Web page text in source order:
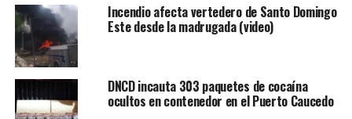
Incendio afecta vertedero de Santo Domingo
Este desde la madrugada (video)
DNCD incauta 303 paquetes de cocaína
ocultos en contenedor en el Puerto Caucedo